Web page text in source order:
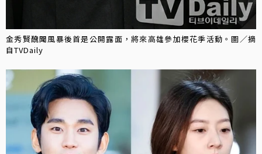
金秀賢醜聞風暴後首是公開露面，將來高雄參加櫻花季活動。圖／摘
自TVDaily